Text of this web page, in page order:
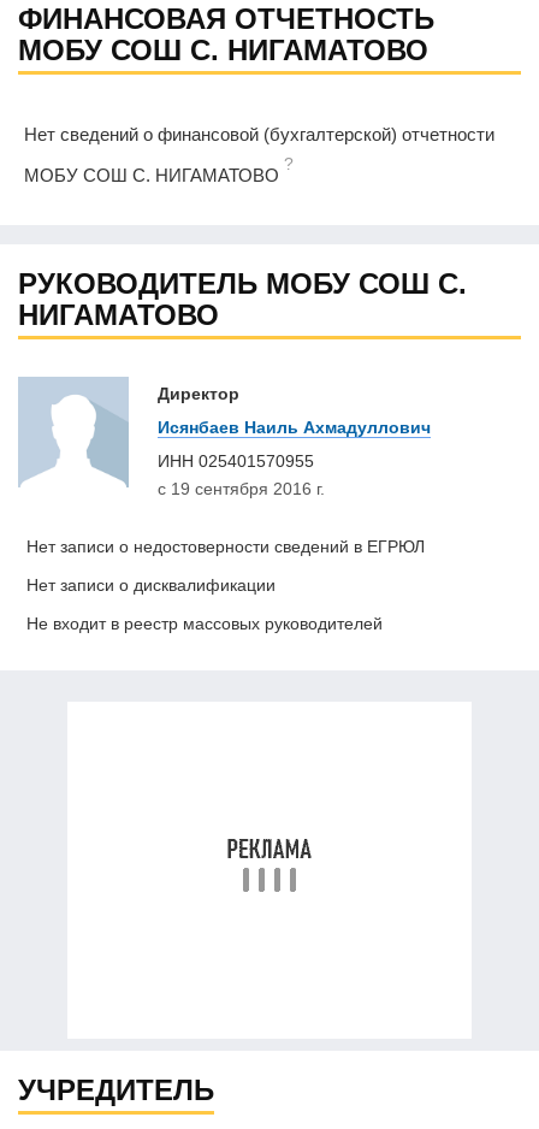
ФИНАНСОВАЯ ОТЧЕТНОСТЬ
МОБУ СОШ С. НИГАМАТОВО
Нет сведений о финансовой (бухгалтерской) отчетности
МОБУ СОШ С. НИГАМАТОВО
?
РУКОВОДИТЕЛЬ МОБУ СОШ С.
НИГАМАТОВО
Директор
Исянбаев Наиль Ахмадуллович
ИНН 025401570955
с 19 сентября 2016 г.
Нет записи о недостоверности сведений в ЕГРЮЛ
Нет записи о дисквалификации
Не входит в реестр массовых руководителей
УЧРЕДИТЕЛЬ